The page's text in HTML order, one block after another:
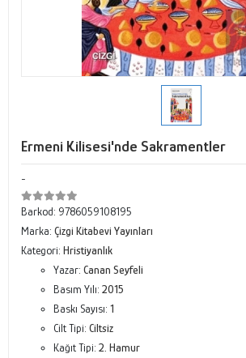
Ermeni Kilisesi'nde Sakramentler
-
Barkod: 9786059108195
Marka: Çizgi Kitabevi Yayınları
Kategori: Hristiyanlık
Yazar: Canan Seyfeli
Basım Yılı: 2015
Baskı Sayısı: 1
Cilt Tipi: Ciltsiz
Kağıt Tipi: 2. Hamur